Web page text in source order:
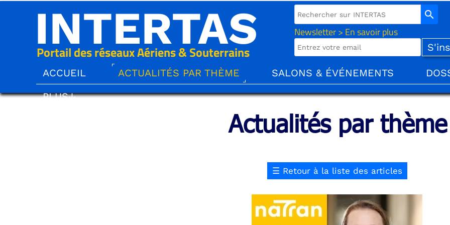
INTERTAS
Portail des réseaux Aériens & Souterrains
Newsletter > En savoir plus
search
ACCUEIL ACTUALITÉS PAR THÈME SALONS & ÉVÉNEMENTS
PLUS↓
Actualités par thème
☰ Retour à la liste des articles